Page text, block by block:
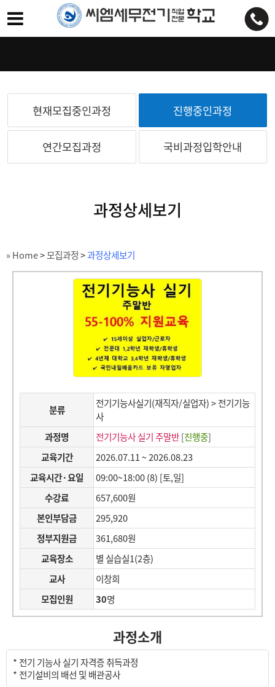
현재모집중인과정 진행중인과정
연간모집과정 국비과정입학안내
과정상세보기
» Home>모집과정>과정상세보기
분류
전기기능사실기(재직자/실업자) > 전기기능
사
과정명
전기기능사 실기 주말반[진행중]
교육기간
2026.07.11 ~ 2026.08.23
교육시간·요일
09:00~18:00 (8) [토,일]
수강료
657,600원
본인부담금
295,920
정부지원금
361,680원
교육장소
별 실습실1(2층)
교사
이창희
모집인원
30명
과정소개
* 전기 기능사 실기 자격증 취득과정
* 전기설비의 배선 및 배관공사